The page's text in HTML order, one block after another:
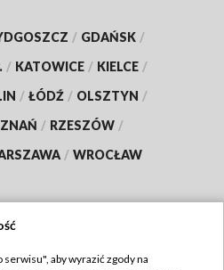
/ GDAŃSK /
/ KATOWICE / KIELCE /
/ ŁÓDŹ / OLSZTYN /
/ RZESZÓW /
/ WROCŁAW
aby wyrazić zgody na